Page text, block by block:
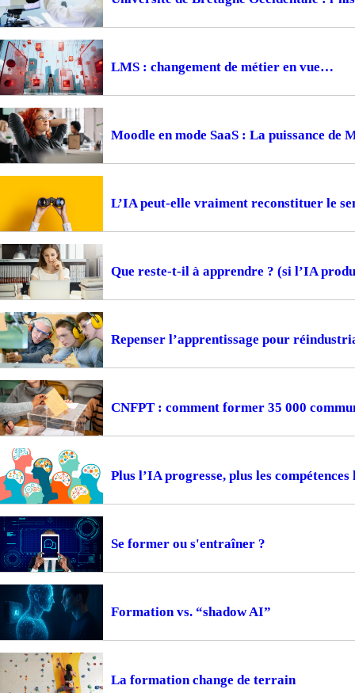
LMS : changement de métier en vue
Moodle en mode SaaS : La puissance de
L’IA peut-elle vraiment reconstituer le
Que reste-t-il à apprendre ? (si l’IA
Repenser l’apprentissage pour
CNFPT : comment former 35 000
Plus l’IA progresse, plus les
Se former ou s'entraîner ?
Formation vs. “shadow AI”
La formation change de terrain